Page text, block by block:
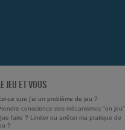
LE JEU ET VOUS
ce que j'ai un problème de jeu ?
conscience des mécanismes "en jeu"
faire ? Limiter ou arrêter ma pratique de
?